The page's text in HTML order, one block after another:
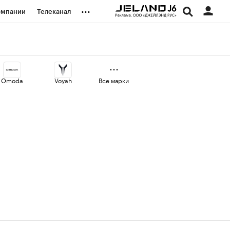
Телеканал ...
Omoda Voyah Все марки